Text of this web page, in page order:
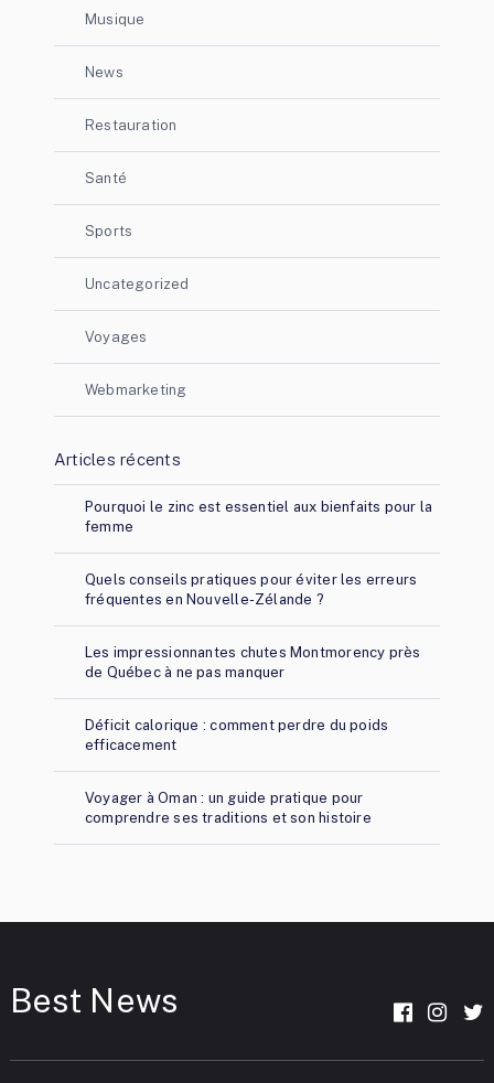
Musique
News
Restauration
Santé
Sports
Uncategorized
Voyages
Webmarketing
Articles récents
Pourquoi le zinc est essentiel aux bienfaits pour la
femme
Quels conseils pratiques pour éviter les erreurs
fréquentes en Nouvelle-Zélande ?
Les impressionnantes chutes Montmorency près
de Québec à ne pas manquer
Déficit calorique : comment perdre du poids
efficacement
Voyager à Oman : un guide pratique pour
comprendre ses traditions et son histoire
Best News